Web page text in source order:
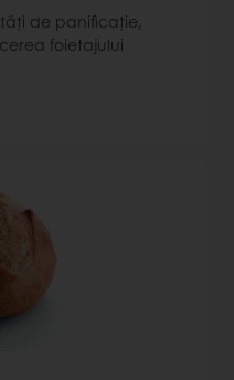
de panificație,
foietajului